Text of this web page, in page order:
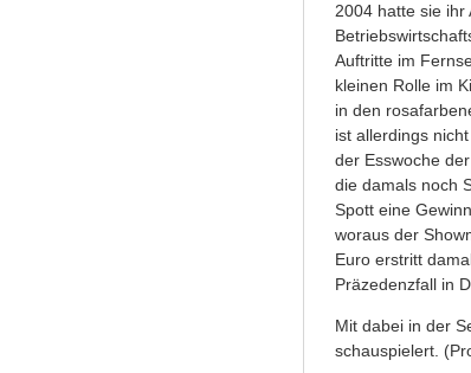
2004 hatte sie ihr
Auftritte im
kleinen Rolle im
in den
ist allerdings
der Esswoche
die damals noch
Spott eine
woraus der
Euro erstritt
Präzedenzfall in
Mit dabei in der
schauspielert.